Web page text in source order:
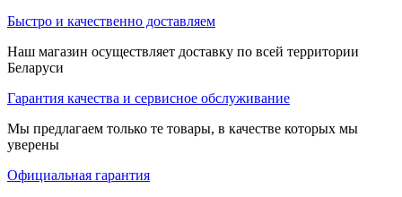
Быстро и качественно доставляем
Наш магазин осуществляет доставку по всей территории
Беларуси
Гарантия качества и сервисное обслуживание
Мы предлагаем только те товары, в качестве которых мы
уверены
Официальная гарантия